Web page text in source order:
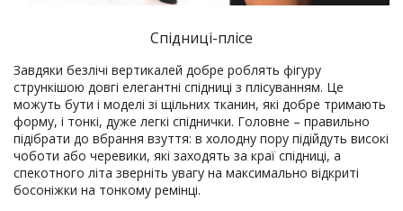
Спідниці-плісе
Завдяки безлічі вертикалей добре роблять фігуру
стрункішою довгі елегантні спідниці з плісуванням. Це
можуть бути і моделі зі щільних тканин, які добре тримають
форму, і тонкі, дуже легкі спіднички. Головне – правильно
підібрати до вбрання взуття: в холодну пору підійдуть високі
чоботи або черевики, які заходять за краї спідниці, а
спекотного літа зверніть увагу на максимально відкриті
босоніжки на тонкому ремінці.